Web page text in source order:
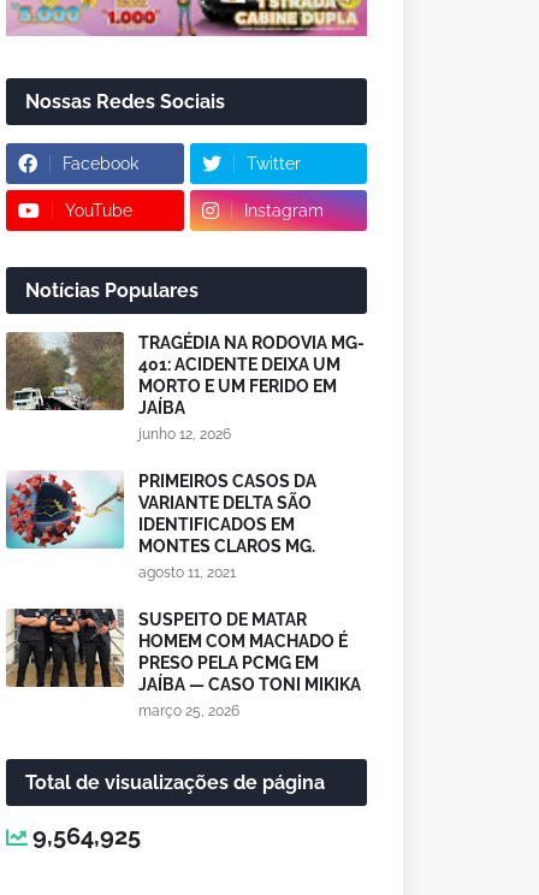
Nossas Redes Sociais
Facebook Twitter
YouTube Instagram
Notícias Populares
TRAGÉDIA NA RODOVIA MG-
401: ACIDENTE DEIXA UM
MORTO E UM FERIDO EM
JAÍBA
junho 12, 2026
PRIMEIROS CASOS DA
VARIANTE DELTA SÃO
IDENTIFICADOS EM
MONTES CLAROS MG.
agosto 11, 2021
SUSPEITO DE MATAR
HOMEM COM MACHADO É
PRESO PELA PCMG EM
JAÍBA — CASO TONI MIKIKA
março 25, 2026
Total de visualizações de página
9,564,925